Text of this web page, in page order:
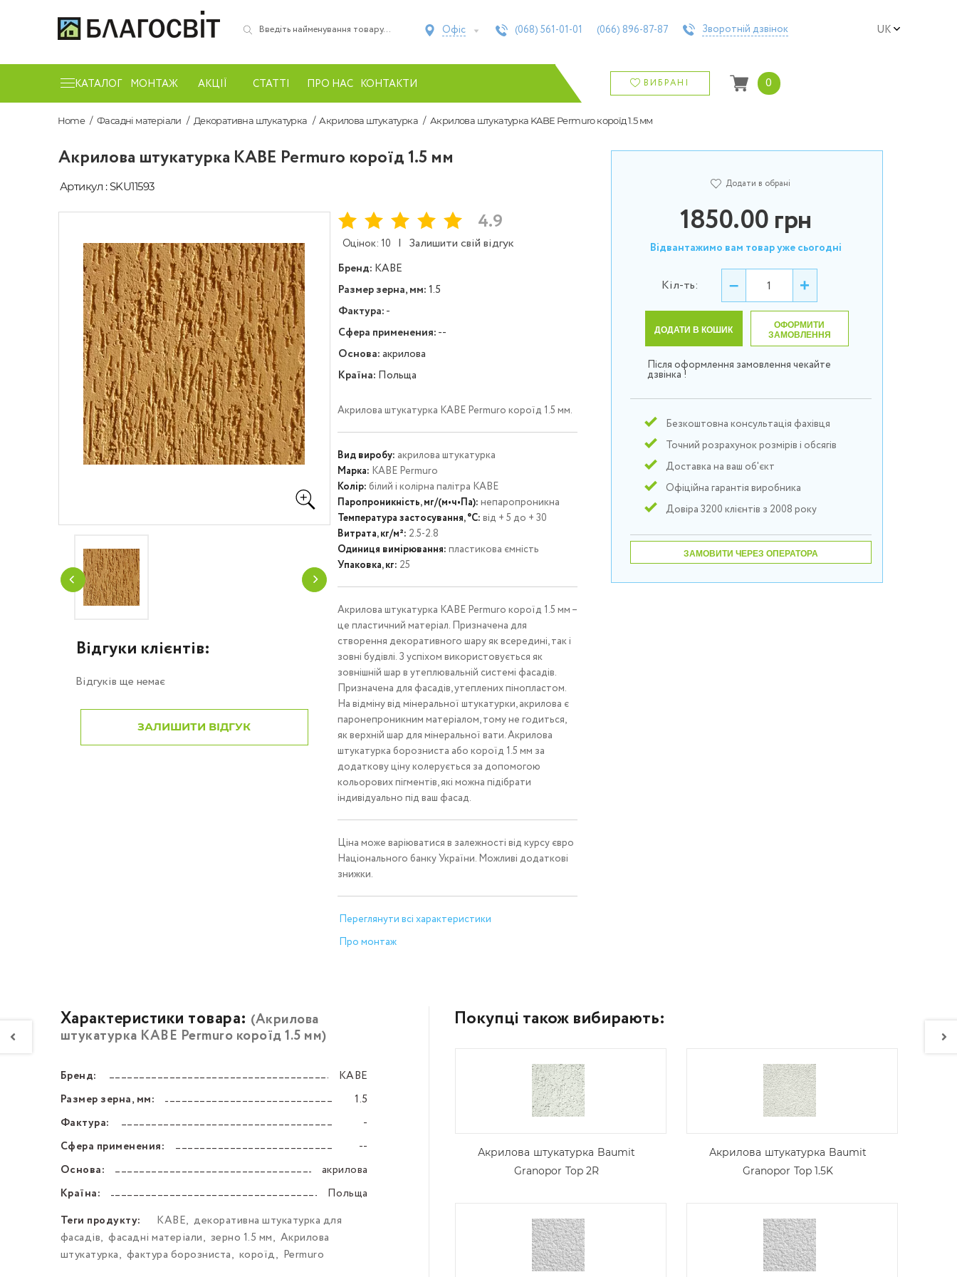
Офіс (068) 561-01-01 (066) 896-87-87 Зворотній дзвінок UK
КАТАЛОГ МОНТАЖ АКЦІЇ СТАТТІ ПРО НАС КОНТАКТИ ВИБРАНІ 0
Home Фасадні матеріали Декоративна штукатурка Акрилова штукатурка Акрилова штукатурка KABE Permuro короїд 1.5 мм
Акрилова штукатурка KABE Permuro короїд 1.5 мм
Артикул : SKU11593
Відгуки клієнтів:
Відгуків ще немає
ЗАЛИШИТИ ВІДГУК
4.9
Оцінок: 10 | Залишити свій відгук
Бренд: KABE
Размер зерна, мм:1.5
Фактура:-
Сфера применения:--
Основа:акрилова
Країна: Польща
Акрилова штукатурка KABE Permuro короїд 1.5 мм.
Вид виробу: акрилова штукатурка
Марка: KABE Permuro
Колір: білий і колірна палітра KABE
Паропроникність, мг/(м•ч•Па): непаропроникна
Температура застосування, °C: від + 5 до + 30
Витрата, кг/м²: 2.5-2.8
Одиниця вимірювання: пластикова ємність
Упаковка, кг: 25
Акрилова штукатурка KABE Permuro короїд 1.5 мм –
це пластичний матеріал. Призначена для
створення декоративного шару як всередині, так і
зовні будівлі. З успіхом використовується як
зовнішній шар в утеплювальній системі фасадів.
Призначена для фасадів, утеплених пінопластом.
На відміну від мінеральної штукатурки, акрилова є
паронепроникним матеріалом, тому не годиться,
як верхній шар для мінеральної вати. Акрилова
штукатурка борозниста або короїд 1.5 мм за
додаткову ціну колерується за допомогою
кольорових пігментів, які можна підібрати
індивідуально під ваш фасад.
Ціна може варіюватися в залежності від курсу євро
Національного банку України. Можливі додаткові
знижки.
Переглянути всі характеристики
Про монтаж
Додати в обрані
1850.00грн
Відвантажимо вам товар уже сьогодні
Кіл-ть: – +
ДОДАТИ В КОШИК
ОФОРМИТИ
ЗАМОВЛЕННЯ
Після оформлення замовлення чекайте
дзвінка !
Безкоштовна консультація фахівця
Точний розрахунок розмірів і обсягів
Доставка на ваш об'єкт
Офіційна гарантія виробника
Довіра 3200 клієнтів з 2008 року
ЗАМОВИТИ ЧЕРЕЗ ОПЕРАТОРА
Характеристики товара: (Акрилова
штукатурка KABE Permuro короїд 1.5 мм)
Бренд:
–––––––––––––––––––––––––––––––––––––––––––––
KABE
Размер зерна, мм:
–––––––––––––––––––––––––––––––––––––––––––––
1.5
Фактура:
–––––––––––––––––––––––––––––––––––––––––––––
-
Сфера применения:
–––––––––––––––––––––––––––––––––––––––––––––
--
Основа:
–––––––––––––––––––––––––––––––––––––––––––––акрилова
Країна:
–––––––––––––––––––––––––––––––––––––––––––––Польща
Теги продукту:
KABE, декоративна штукатурка для
фасадів, фасадні матеріали, зерно 1.5 мм, Акрилова
штукатурка, фактура борозниста, короїд, Permuro
Покупці також вибирають:
Акрилова штукатурка Baumit
Granopor Top 2R
Акрилова штукатурка Baumit
Granopor Top 1.5K